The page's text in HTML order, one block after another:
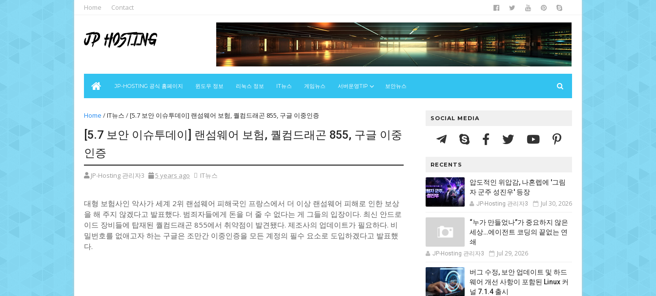
Home Contact
JP-HOSTING 공식 홈페이지 윈도우 정보 리눅스 정보 IT뉴스 게임뉴스 서버운영TIP 보안뉴스
Home /IT뉴스 /[5.7 보안 이슈투데이] 랜섬웨어 보험, 퀄컴드래곤 855, 구글 이중인증
[5.7 보안 이슈투데이] 랜섬웨어 보험, 퀄컴드래곤 855, 구글 이중
인증
JP-Hosting 관리자3 5 years ago IT뉴스
대형 보험사인 악사가 세계 2위 랜섬웨어 피해국인 프랑스에서 더 이상 랜섬웨어 피해로 인한 보상
을 해 주지 않겠다고 발표했다. 범죄자들에게 돈을 더 줄 수 없다는 게 그들의 입장이다. 최신 안드로
이드 장비들에 탑재된 퀄컴드래곤 855에서 취약점이 발견됐다. 제조사의 업데이트가 필요하다. 비
밀번호를 없애고자 하는 구글은 조만간 이중인증을 모든 계정의 필수 요소로 도입하겠다고 발표했
다.
SOCIAL MEDIA
RECENTS
압도적인 위압감, 나혼렙에 '그림
자 군주 성진우' 등장
JP-Hosting 관리자3 Jul 30, 2026
“누가 만들었나”가 중요하지 않은
세상…에이전트 코딩의 끝없는 연
쇄
JP-Hosting 관리자3 Jul 29, 2026
버그 수정, 보안 업데이트 및 하드
웨어 개선 사항이 포함된 Linux 커
널 7.1.4 출시